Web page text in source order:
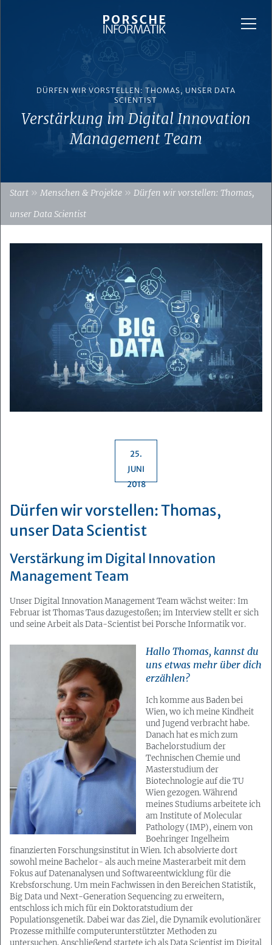
DÜRFEN WIR VORSTELLEN: THOMAS, UNSER DATA
SCIENTIST
Verstärkung im Digital Innovation
Management Team
Start » Menschen & Projekte » Dürfen wir vorstellen: Thomas,
unser Data Scientist
25.
JUNI
2018
Dürfen wir vorstellen: Thomas,
unser Data Scientist
Verstärkung im Digital Innovation
Management Team
Unser Digital Innovation Management Team wächst weiter: Im
Februar ist Thomas Taus dazugestoßen; im Interview stellt er sich
und seine Arbeit als Data-Scientist bei Porsche Informatik vor.
Hallo Thomas, kannst du
uns etwas mehr über dich
erzählen?
Ich komme aus Baden bei
Wien, wo ich meine Kindheit
und Jugend verbracht habe.
Danach hat es mich zum
Bachelorstudium der
Technischen Chemie und
Masterstudium der
Biotechnologie auf die TU
Wien gezogen. Während
meines Studiums arbeitete ich
am Institute of Molecular
Pathology (IMP), einem von
Boehringer Ingelheim
finanzierten Forschungsinstitut in Wien. Ich absolvierte dort
sowohl meine Bachelor- als auch meine Masterarbeit mit dem
Fokus auf Datenanalysen und Softwareentwicklung für die
Krebsforschung. Um mein Fachwissen in den Bereichen Statistik,
Big Data und Next-Generation Sequencing zu erweitern,
entschloss ich mich für ein Doktoratstudium der
Populationsgenetik. Dabei war das Ziel, die Dynamik evolutionärer
Prozesse mithilfe computerunterstützter Methoden zu
untersuchen. Anschließend startete ich als Data Scientist im Digital